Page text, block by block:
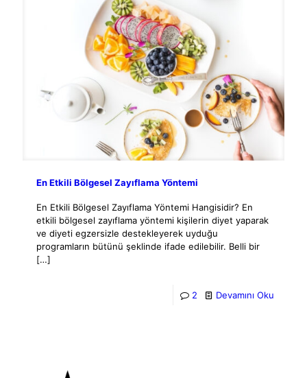
En Etkili Bölgesel Zayıflama Yöntemi
En Etkili Bölgesel Zayıflama Yöntemi Hangisidir? En
etkili bölgesel zayıflama yöntemi kişilerin diyet yaparak
ve diyeti egzersizle destekleyerek uyduğu
programların bütünü şeklinde ifade edilebilir. Belli bir
[…]
2 Devamını Oku